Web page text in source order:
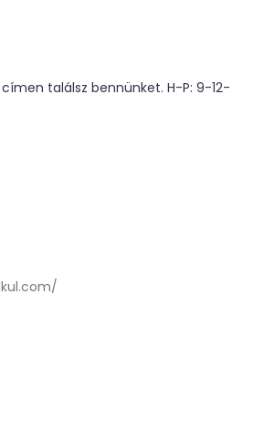
találsz bennünket. H-P: 9-12-